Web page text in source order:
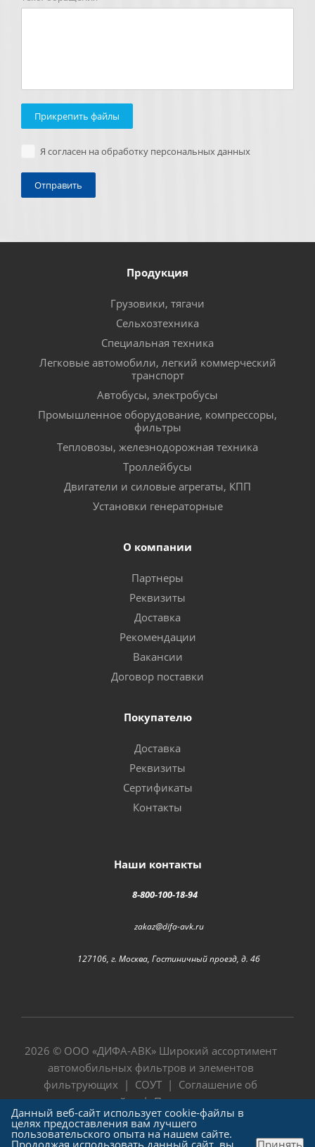
Прикрепить файлы
Я согласен на обработку персональных данных
Продукция
Грузовики, тягачи
Сельхозтехника
Специальная техника
Легковые автомобили, легкий коммерческий
транспорт
Автобусы, электробусы
Промышленное оборудование, компрессоры,
фильтры
Тепловозы, железнодорожная техника
Троллейбусы
Двигатели и силовые агрегаты, КПП
Установки генераторные
О компании
Партнеры
Реквизиты
Доставка
Рекомендации
Вакансии
Договор поставки
Покупателю
Доставка
Реквизиты
Сертификаты
Контакты
Наши контакты
8-800-100-18-94
zakaz@difa-avk.ru
127106, г. Москва, Гостиничный проезд, д. 4б
2026 © ООО «ДИФА-АВК» Широкий ассортимент
автомобильных фильтров и элементов
фильтрующих | СОУТ | Соглашение об
использовании сайта|Политика в отношении
обработки персональных данных
Данный веб-сайт использует cookie-файлы в
целях предоставления вам лучшего
пользовательского опыта на нашем сайте.
Продолжая использовать данный сайт, вы Принять